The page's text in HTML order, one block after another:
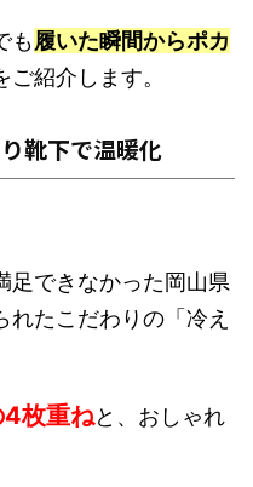
も履いた瞬間からポカ
紹介します。
靴下で温暖化
足できなかった岡山県
たこだわりの「冷え
4枚重ねと、おしゃれ